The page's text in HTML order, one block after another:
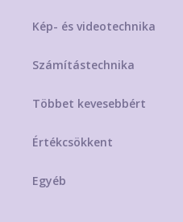
Kép- és videotechnika
Számítástechnika
Többet kevesebbért
Értékcsökkent
Egyéb